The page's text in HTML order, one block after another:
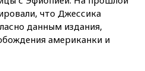
что Джессика
данным издания,
американки и